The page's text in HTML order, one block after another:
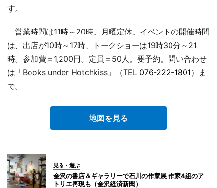
す。
営業時間は11時～20時。月曜定休。イベントの開催時間
は、出店が10時～17時、トークショーは19時30分～21
時。参加費＝1,200円。定員＝50人。要予約。問い合わせ
は「Books under Hotchkiss」（TEL 076-222-1801）ま
で。
地図を見る
見る・遊ぶ
金沢の書店＆ギャラリーで石川の作家展 作家4組のア
トリエ再現も（金沢経済新聞）